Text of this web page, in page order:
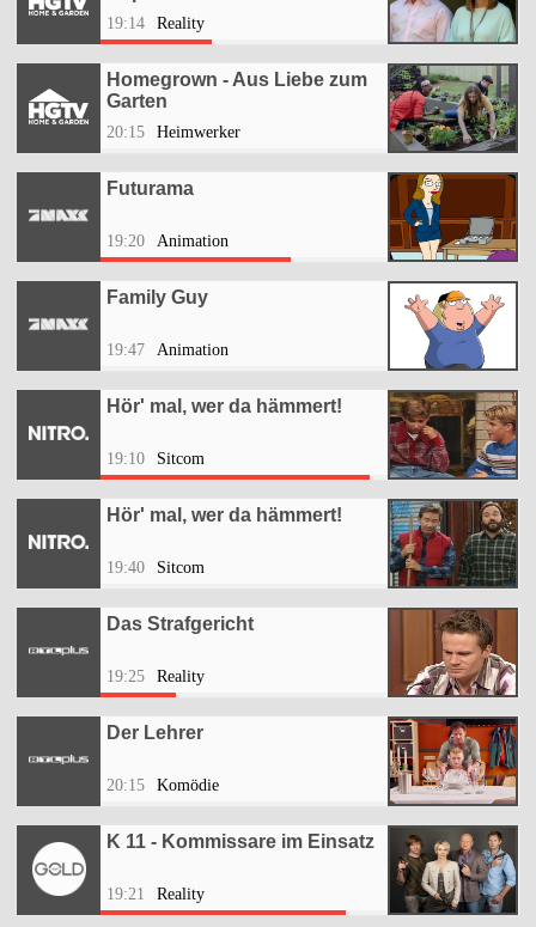
19:14 Reality
Homegrown - Aus Liebe zum
Garten
20:15 Heimwerker
Futurama
19:20 Animation
Family Guy
19:47 Animation
Hör' mal, wer da hämmert!
19:10 Sitcom
Hör' mal, wer da hämmert!
19:40 Sitcom
Das Strafgericht
19:25 Reality
Der Lehrer
20:15 Komödie
K 11 - Kommissare im Einsatz
19:21 Reality